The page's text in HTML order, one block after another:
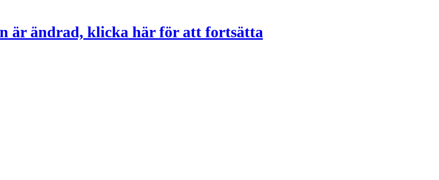
är ändrad, klicka här för att fortsätta